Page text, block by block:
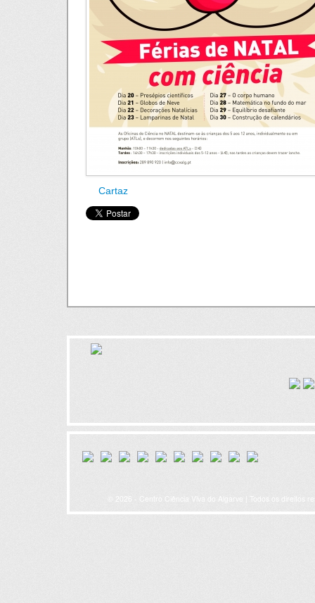
Cartaz
© 2026 - Centro Ciência Viva do Algarve | Todos os direitos